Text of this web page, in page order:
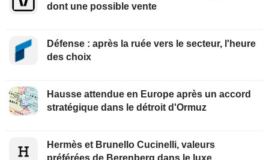
dont une possible vente
Défense : après la ruée vers le secteur, l'heure
des choix
Hausse attendue en Europe après un accord
stratégique dans le détroit d'Ormuz
Hermès et Brunello Cucinelli, valeurs
préférées de Berenberg dans le luxe